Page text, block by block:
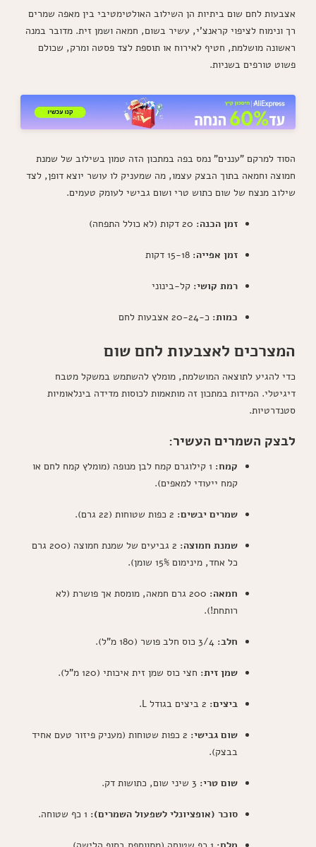
שום
תיבול
כמו
אצבעות לחם שום ביתיות הן השילוב האולטימטיבי בין מאפה שמרים
רך ונימוח לציפוי קראנצ'י, עשיר בשום, חמאה ושמן זית. מדובר במנה
ראשונה מושלמת, חטיף לאירוח או תוספת לצד פסטה ומרק, שכולם
פשוט טורפים בשניות.
הסוד למרקם "עננים" נמס בפה במתכון הזה טמון בשילוב של שמנת
חמוצה וחמאה בתוך הבצק עצמו, מה שמעניק לו עושר יוצא דופן, לצד
שילוב מנצח של שום כתוש טרי ושום גבישי לעומק טעמים.
זמן הכנה:
זמן אפייה:
רמת קושי: קל-בינוני
כמות: כ-20-24 אצבעות לחם
המצרכים לאצבעות לחם שום
כדי להגיע לתוצאה המושלמת, מומלץ להשתמש במשקל מטבח
דיגיטלי. המידות במתכון זה מותאמות לכוסות מדידה בינלאומיות
סטנדרטיות.
לבצק השמרים העשיר:
קמח:
1 קילוגרם קמח לבן מנופה (מומלץ קמח לחם או
קמח ייעודי למאפים).
שמרים יבשים:
שמנת חמוצה:
2 גביעים של שמנת חמוצה (200 גרם
כל אחד, מינימום 15% שומן).
חמאה:
200 גרם חמאה, מומסת אך פושרת (לא
רותחת!).
חלב:
שמן זית: חצי כוס שמן זית איכותי (120 מ"ל).
ביצים:
שום גבישי:
2 כפות שטוחות (מעניק פיזור טעם אחיד
בבצק).
שום טרי:
סוכר (אופציונלי לשפעול השמרים):